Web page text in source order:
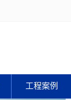
工程案例